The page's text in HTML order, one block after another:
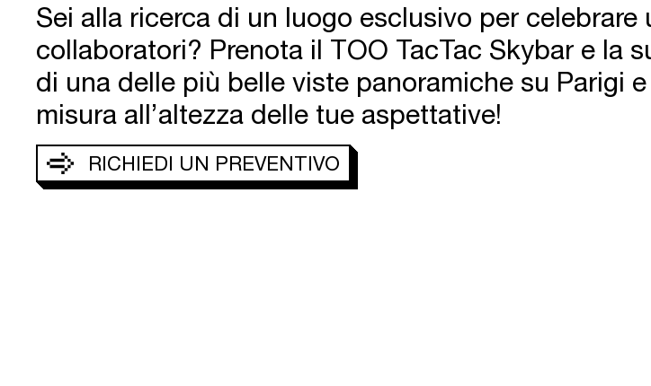
Sei alla ricerca di un luogo esclusivo per
collaboratori? Prenota il TOO TacTac Skybar e la
di una delle più belle viste panoramiche su Parigi
misura all’altezza delle tue aspettative!
RICHIEDI UN PREVENTIVO